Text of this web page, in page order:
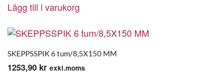
Lägg till i varukorg
SKEPPSSPIK 6 tum/8,5X150 MM
1253,90 kr exkl.moms